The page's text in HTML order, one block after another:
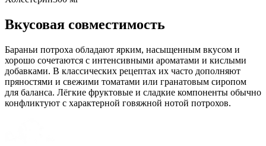
Вкусовая совместимость
Бараньи потроха обладают ярким, насыщенным вкусом и
хорошо сочетаются с интенсивными ароматами и кислыми
добавками. В классических рецептах их часто дополняют
пряностями и свежими томатами или гранатовым сиропом
для баланса. Лёгкие фруктовые и сладкие компоненты обычно
конфликтуют с характерной говяжной нотой потрохов.